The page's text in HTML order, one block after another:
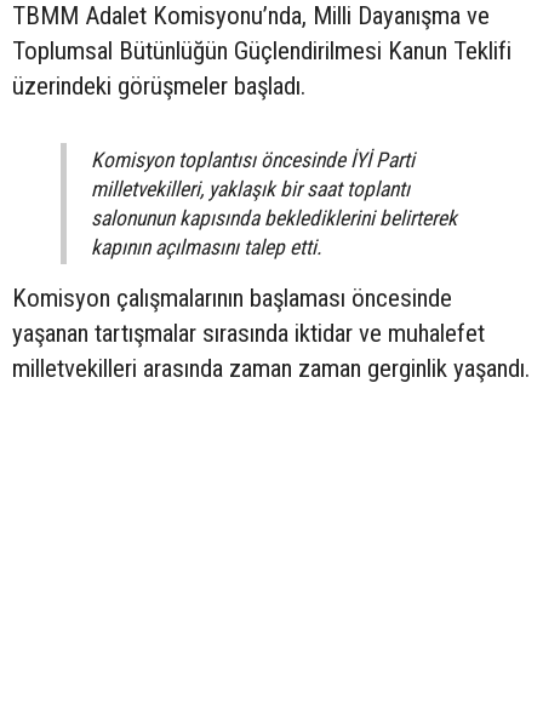
TBMM Adalet Komisyonu’nda, Milli Dayanışma ve
Toplumsal Bütünlüğün Güçlendirilmesi Kanun Teklifi
üzerindeki görüşmeler başladı.
Komisyon toplantısı öncesinde İYİ Parti
milletvekilleri, yaklaşık bir saat toplantı
salonunun kapısında beklediklerini belirterek
kapının açılmasını talep etti.
Komisyon çalışmalarının başlaması öncesinde
yaşanan tartışmalar sırasında iktidar ve muhalefet
milletvekilleri arasında zaman zaman gerginlik yaşandı.